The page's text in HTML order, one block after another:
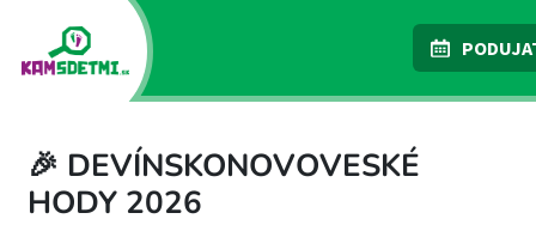
🎉 DEVÍNSKONOVOVESKÉ
HODY 2026